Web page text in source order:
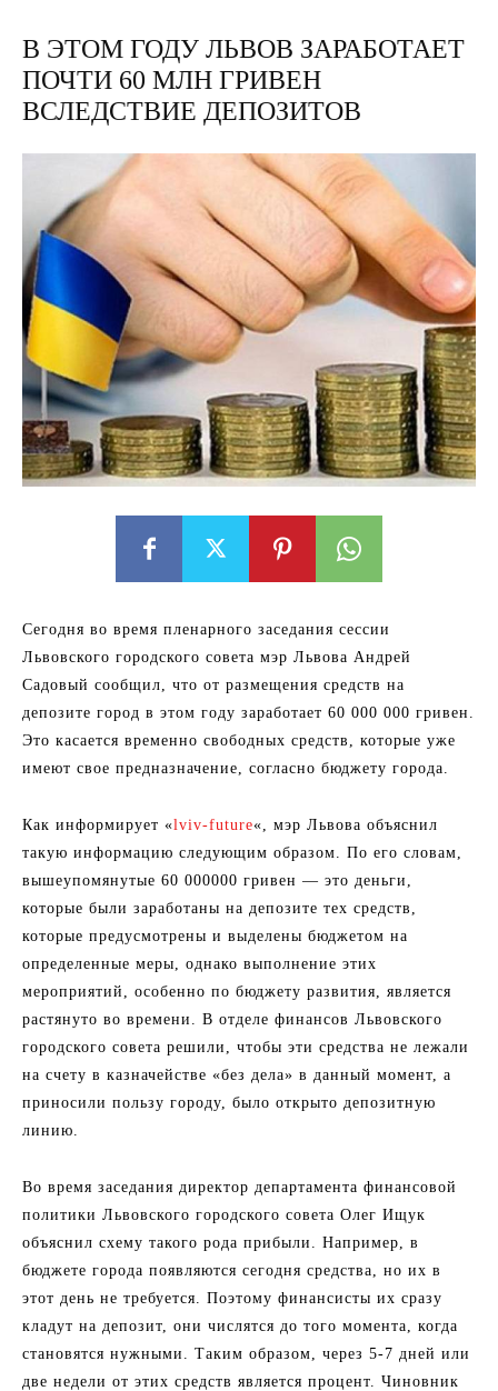
В ЭТОМ ГОДУ ЛЬВОВ ЗАРАБОТАЕТ
ПОЧТИ 60 МЛН ГРИВЕН
ВСЛЕДСТВИЕ ДЕПОЗИТОВ
Сегодня во время пленарного заседания сессии
Львовского городского совета мэр Львова Андрей
Садовый сообщил, что от размещения средств на
депозите город в этом году заработает 60 000 000 гривен.
Это касается временно свободных средств, которые уже
имеют свое предназначение, согласно бюджету города.
Как информирует «lviv-future«, мэр Львова объяснил
такую ​​информацию следующим образом. По его словам,
вышеупомянутые 60 000000 гривен — это деньги,
которые были заработаны на депозите тех средств,
которые предусмотрены и выделены бюджетом на
определенные меры, однако выполнение этих
мероприятий, особенно по бюджету развития, является
растянуто во времени. В отделе финансов Львовского
городского совета решили, чтобы эти средства не лежали
на счету в казначействе «без дела» в данный момент, а
приносили пользу городу, было открыто депозитную
линию.
Во время заседания директор департамента финансовой
политики Львовского городского совета Олег Ищук
объяснил схему такого рода прибыли. Например, в
бюджете города появляются сегодня средства, но их в
этот день не требуется. Поэтому финансисты их сразу
кладут на депозит, они числятся до того момента, когда
становятся нужными. Таким образом, через 5-7 дней или
две недели от этих средств является процент. Чиновник